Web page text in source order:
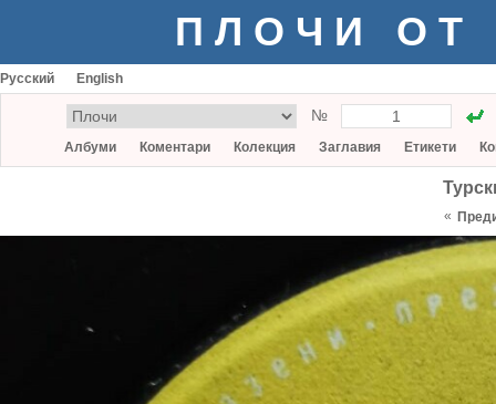
ПЛОЧИ ОТ
Русский English
№
Албуми Коментари Колекция Заглавия Етикети
«